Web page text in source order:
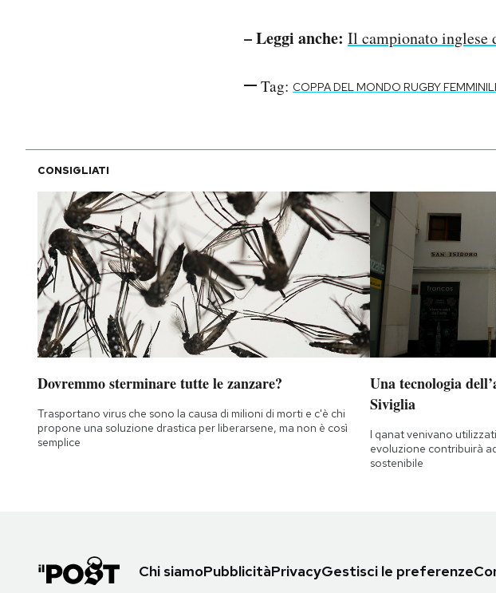
– Leggi anche: Il campionato inglese
Tag: COPPA DEL MONDO RUGBY
CONSIGLIATI
Dovremmo sterminare tutte le zanzare?
Trasportano virus che sono la causa di milioni di morti e c'è chi
propone una soluzione drastica per liberarsene, ma non è così
semplice
Una tecnologia
Siviglia
I qanat venivano
evoluzione contribuirà
sostenibile
Chi siamoPubblicitàPrivacyGestisci le preferenze